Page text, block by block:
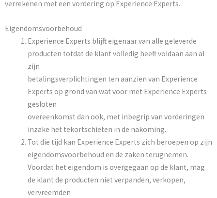
verrekenen met een vordering op Experience Experts.
Eigendomsvoorbehoud
Experience Experts blijft eigenaar van alle geleverde
producten totdat de klant volledig heeft voldaan aan al
zijn
betalingsverplichtingen ten aanzien van Experience
Experts op grond van wat voor met Experience Experts
gesloten
overeenkomst dan ook, met inbegrip van vorderingen
inzake het tekortschieten in de nakoming.
Tot die tijd kan Experience Experts zich beroepen op zijn
eigendomsvoorbehoud en de zaken terugnemen.
Voordat het eigendom is overgegaan op de klant, mag
de klant de producten niet verpanden, verkopen,
vervreemden